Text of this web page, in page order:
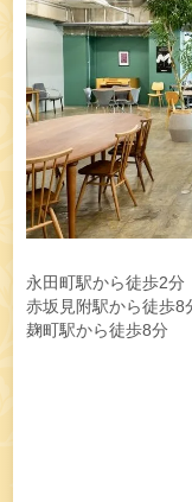
永田町駅から徒歩2分
赤坂見附駅から徒歩8
麹町駅から徒歩8分